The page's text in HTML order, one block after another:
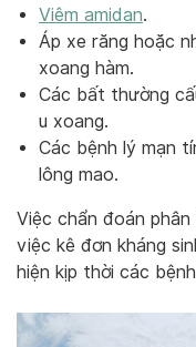
Viêm amidan.
Áp xe răng hoặc
xoang hàm.
Các bất thường
u xoang.
Các bệnh lý mạn
lông mao.
Việc chẩn đoán
việc kê đơn kháng
hiện kịp thời các